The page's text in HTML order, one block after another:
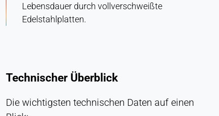
Lebensdauer durch vollverschweißte
Edelstahlplatten.
Technischer Überblick
Die wichtigsten technischen Daten auf einen